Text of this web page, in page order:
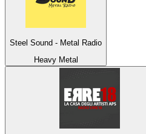
Steel Sound - Metal Radio
Heavy Metal